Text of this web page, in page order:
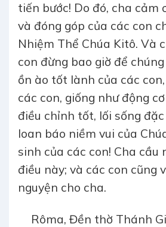
tiến bước! Do đó, cha cảm
và đóng góp của các con
Nhiệm Thể Chúa Kitô. Và
con đừng bao giờ để
ồn ào tốt lành của các
các con, giống như động
điều chỉnh tốt, lối sống
loan báo niềm vui của
sinh của các con! Cha cầu
điều này; và các con cũng
nguyện cho cha.
Rôma, Đền thờ Thánh